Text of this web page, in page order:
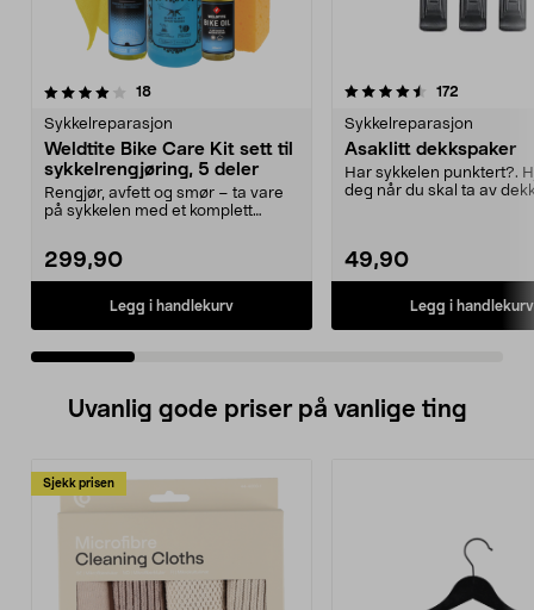
18anmeldelser
Sykkelreparasjon
Weldtite Bike Care Kit sett til
sykkelrengjøring, 5 deler
Rengjør, avfett og smør – ta vare
på sykkelen med et komplett
299,90
Legg i handlekurv
4.5 av 5 stjerner 172
Sykkelreparasjon
Asaklitt dekkspaker
Har sykkelen punktert?.
deg når du skal ta av
49,90
Legg i handlekurv
4.5 av 5 stjerner
Uvanlig gode priser på vanlige ting
Sjekk prisen